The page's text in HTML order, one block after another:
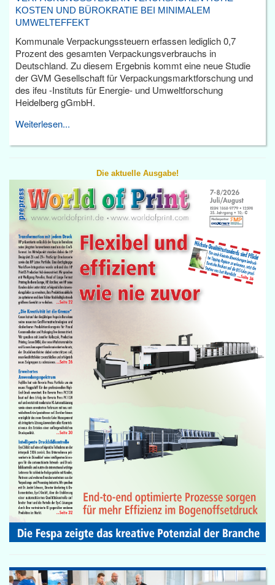
KOSTEN UND BÜROKRATIE BEI MINIMALEM
UMWELTEFFEKT
Kommunale Verpackungssteuern erfassen lediglich 0,7
Prozent des gesamten Verpackungsverbrauchs in
Deutschland. Zu diesem Ergebnis kommt eine neue Studie
der GVM Gesellschaft für Verpackungsmarktforschung und
des ifeu -Instituts für Energie- und Umweltforschung
Heidelberg gGmbH.
Weiterlesen...
Die aktuelle Ausgabe!